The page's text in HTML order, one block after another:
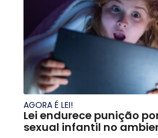
AGORA É LEI!
Lei endurece punição
sexual infantil no